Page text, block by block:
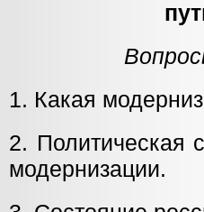
1. Какая
2. Политическая
модернизации.